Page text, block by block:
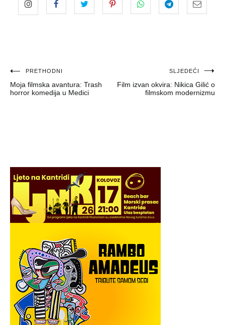
Navigacija
objava
PRETHODNI
Moja filmska avantura: Trash
horror komedija u Medici
SLJEDEĆI
Film izvan okvira: Nikica Gilić o
filmskom modernizmu